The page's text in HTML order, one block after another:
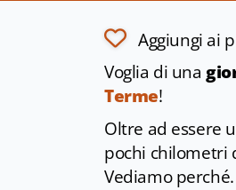
Aggiungi ai
Voglia di una
Terme!
Oltre ad essere
pochi chilometri
Vediamo perché.